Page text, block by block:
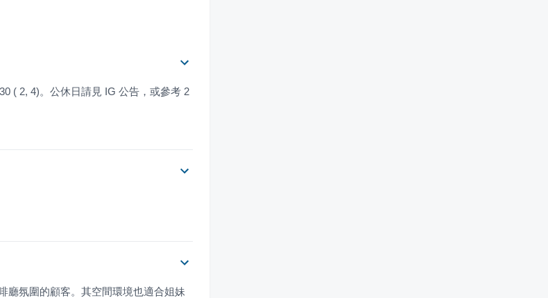
( 2, 4)。公休日請見 IG 公告，或參考 2
廳氛圍的顧客。其空間環境也適合姐妹